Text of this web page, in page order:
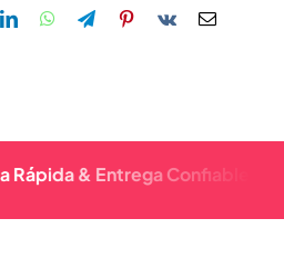
& Entrega Confiable | Calidad